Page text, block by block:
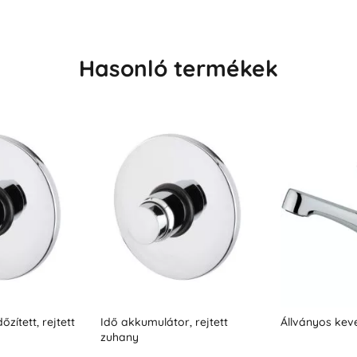
Hasonló termékek
rejtett
Állványos keverőcsap 9001 Állványos